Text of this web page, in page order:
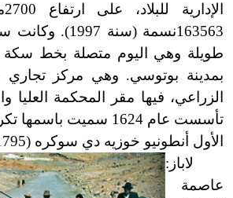
163563نسمة (سنة
طويلة وهي اليوم متصلة بخط سكة
بمدينة بوتوسي. وهي مركز تجاري
الزراعي، فيها مقر المحكمة العليا
تأسست عام 1624 سميت
الأول أنطونيو خوزيه دي سوكره (1795
لاباز:
عاصمة